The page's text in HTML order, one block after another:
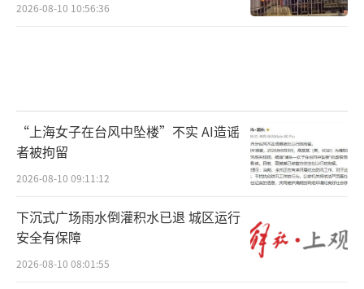
2026-08-10 10:56:36
“上海女子在台风中坠楼”不实 AI造谣
者被拘留
2026-08-10 09:11:12
下沉式广场雨水倒灌积水已退 城区运行
安全有保障
2026-08-10 08:01:55